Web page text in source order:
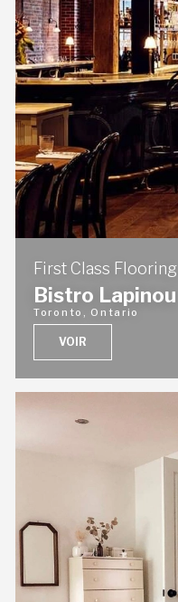
First Class Flooring
Bistro Lapinou
Toronto, Ontario
VOIR